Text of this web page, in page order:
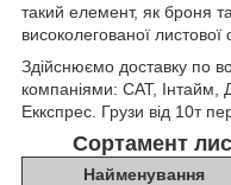
такий елемент, як броня
високолегованої листової
Здійснюємо доставку по
компаніями: САТ, Інтайм,
Еккспрес. Грузи від 10т
Сортамент
Найменування